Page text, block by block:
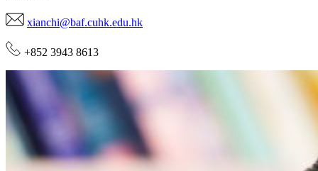
xianchi@baf.cuhk.edu.hk
+852 3943 8613